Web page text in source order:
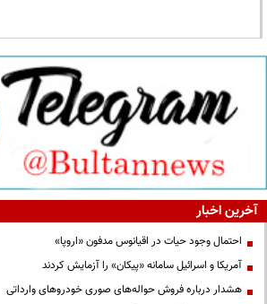
آخرین اخبار
احتمال وجود حیات در اقیانوس مدفون «اروپا»
آمریکا و اسرائیل سامانه «پیکان» را آزمایش کردند
هشدار درباره فروش حواله‌های صوری خودروهای وارداتی